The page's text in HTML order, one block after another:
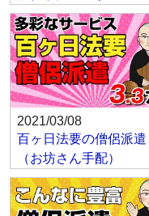
2021/03/08
百ヶ日法要の僧侶派遣
（お坊さん手配）